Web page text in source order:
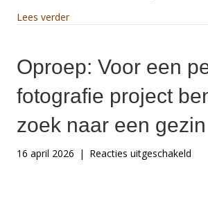
Lees verderabout Herinneringen mogen
Oproep: Voor een
fotografie project
zoek naar een gezin
16 april 2026 | Reacties uitgeschakeld